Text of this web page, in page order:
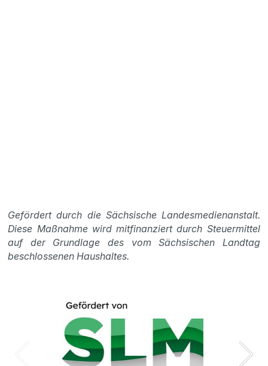
Gefördert durch die Sächsische Landesmedienanstalt.
Diese Maßnahme wird mitfinanziert durch Steuermittel
auf der Grundlage des vom Sächsischen Landtag
beschlossenen Haushaltes.